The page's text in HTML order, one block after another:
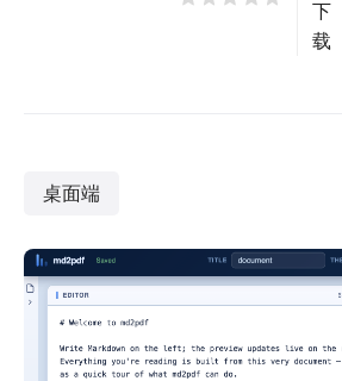
下
载
桌面端